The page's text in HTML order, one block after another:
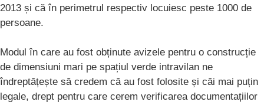
2013 și că în perimetrul respectiv locuiesc peste 1000 de
persoane.
Modul în care au fost obținute avizele pentru o construcție
de dimensiuni mari pe spațiul verde intravilan ne
îndreptățește să credem că au fost folosite și căi mai puțin
legale, drept pentru care cerem verificarea documentațiilor